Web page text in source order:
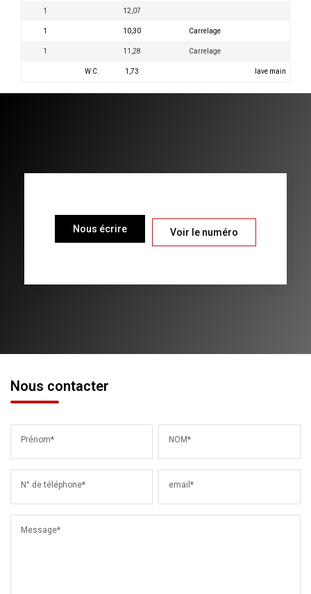
1 12,07
1 10,30 Carrelage
1 11,28 Carrelage
W.C. 1,73 lave main
Nous écrire Voir le numéro
Nous contacter
Prénom* NOM*
N° de téléphone* email*
Message*